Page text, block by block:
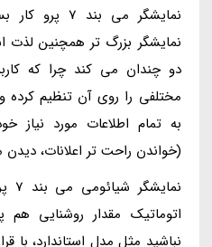
نمایشگر می
نمایشگر بزرگ تر همچنین لذت
دو چندان می کند چرا که
مختلفی را روی آن تنظیم
به تمام اطلاعات مورد نیاز
(خواندن راحت تر اعلانات،
اتوماتیک مقدار روشنایی
نباشید مثل مدل استاندارد، با